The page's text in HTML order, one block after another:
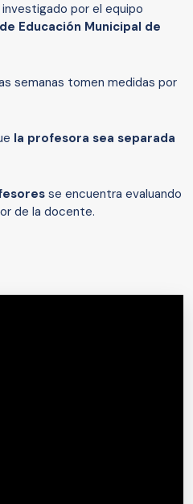
por el equipo
Educación Municipal de
semanas tomen medidas por
la profesora sea separada
se encuentra evaluando
de la docente.